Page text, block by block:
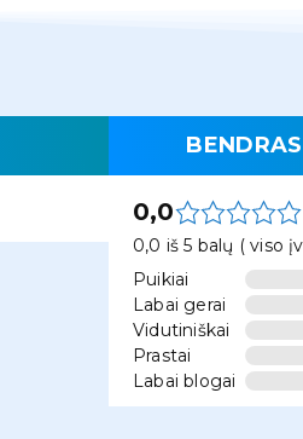
0,0
0,0 iš 5 balų ( viso
Puikiai
Labai gerai
Vidutiniškai
Prastai
Labai blogai